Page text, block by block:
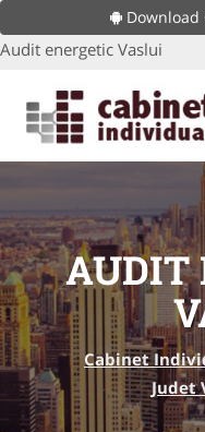
Download
Audit energetic Vaslui
AUDIT
Cabinet
Judet